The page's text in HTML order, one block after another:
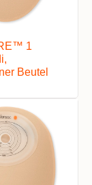
1
Beutel